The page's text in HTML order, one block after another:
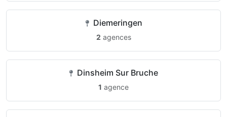
Diemeringen
2 agences
Dinsheim Sur Bruche
1 agence